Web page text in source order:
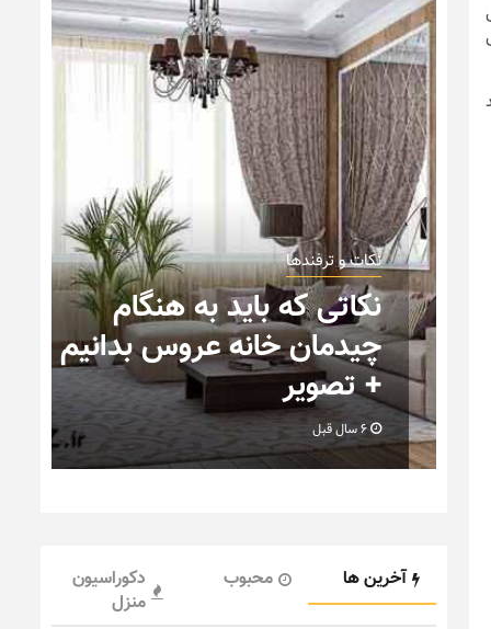
نکات و ترفندها
تصاویر جدید از خانه های
رویایی خاص و متفاوت
آخرین ها محبوب
دکوراسیون
منزل